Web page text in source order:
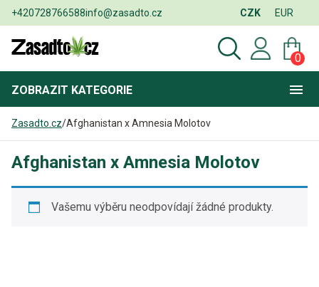
+420728766588info@zasadto.cz CZK EUR
0
ZOBRAZIT KATEGORIE
Zasadto.cz/Afghanistan x Amnesia Molotov
Afghanistan x Amnesia Molotov
Vašemu výběru neodpovídají žádné produkty.